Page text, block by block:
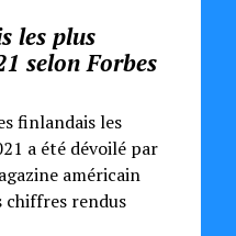
les plus
selon Forbes
finlandais les
a été dévoilé par
américain
chiffres rendus